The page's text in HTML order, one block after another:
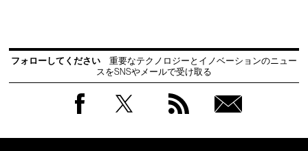
フォローしてください
重要なテクノロジーとイノベーションのニュー
スをSNSやメールで受け取る